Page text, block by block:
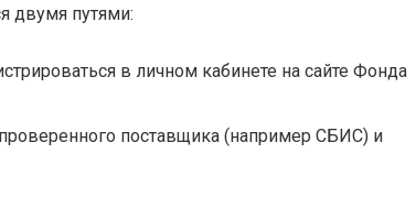
двумя путями:
в личном кабинете на сайте Фонда
поставщика (например СБИС) и